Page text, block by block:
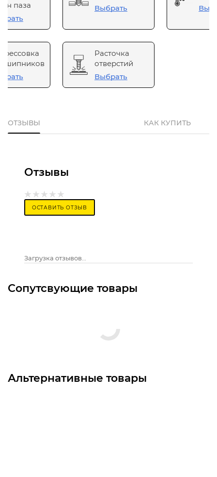
паза
Выбрать
Расточка
отверстий
Выбрать
ОТЗЫВЫ КАК КУПИТЬ
Отзывы
ОСТАВИТЬ ОТЗЫВ
Загрузка отзывов...
Сопутсвующие товары
Альтернативные товары